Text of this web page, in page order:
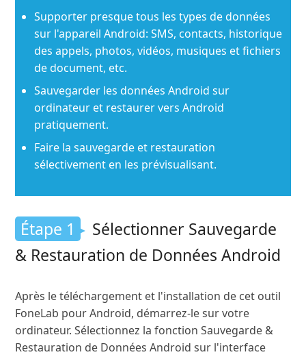
Supporter presque tous les types de données
sur l'appareil Android: SMS, contacts, historique
des appels, photos, vidéos, musiques et fichiers
de document, etc.
Sauvegarder les données Android sur
ordinateur et restaurer vers Android
pratiquement.
Faire la sauvegarde et restauration
sélectivement en les prévisualisant.
Étape 1
Sélectionner Sauvegarde
& Restauration de Données Android
Après le téléchargement et l'installation de cet outil
FoneLab pour Android, démarrez-le sur votre
ordinateur. Sélectionnez la fonction Sauvegarde &
Restauration de Données Android sur l'interface